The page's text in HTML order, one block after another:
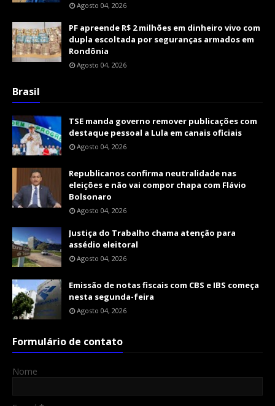
Agosto 04, 2026
PF apreende R$ 2 milhões em dinheiro vivo com
dupla escoltada por seguranças armados em
Rondônia
Agosto 04, 2026
Brasil
TSE manda governo remover publicações com
destaque pessoal a Lula em canais oficiais
Agosto 04, 2026
Republicanos confirma neutralidade nas
eleições e não vai compor chapa com Flávio
Bolsonaro
Agosto 04, 2026
Justiça do Trabalho chama atenção para
assédio eleitoral
Agosto 04, 2026
Emissão de notas fiscais com CBS e IBS começa
nesta segunda-feira
Agosto 04, 2026
Formulário de contato
Nome